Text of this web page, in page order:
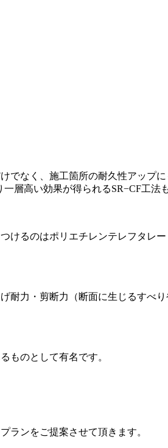
なく、施工箇所の耐久性アップ
層高い効果が得られるSR−CF工法
けるのはポリエチレンテレフタレ
力・剪断力（断面に生じるすべ
ものとして有名です。
ランをご提案させて頂きます。